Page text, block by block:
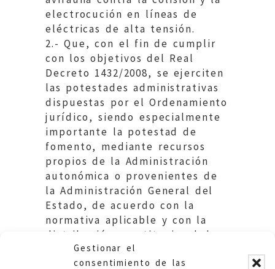
Gestionar el
consentimiento de las
electrocución en líneas de
eléctricas de alta tensión.
2.- Que, con el fin de cumplir
con los objetivos del Real
Decreto 1432/2008, se ejerciten
las potestades administrativas
dispuestas por el Ordenamiento
jurídico, siendo especialmente
importante la potestad de
fomento, mediante recursos
propios de la Administración
autonómica o provenientes de
la Administración General del
Estado, de acuerdo con la
normativa aplicable y con la
distribución constitucional de
competencias en la materia.